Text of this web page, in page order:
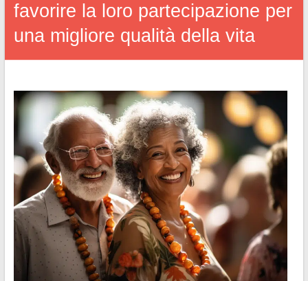
favorire la loro partecipazione per
una migliore qualità della vita